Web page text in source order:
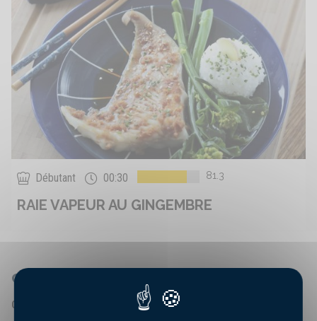
Débutant 00:30 81.3
RAIE VAPEUR AU GINGEMBRE
QUI SOMMES-NOUS ?
Qui sommes - nous ?